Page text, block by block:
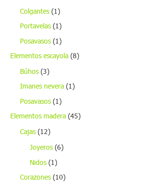
Colgantes (1)
Portavelas (1)
Posavasos (1)
Elementos escayola (8)
Búhos (3)
Imanes nevera (1)
Posavasos (1)
Elementos madera (45)
Cajas (12)
Joyeros (6)
Nidos (1)
Corazones (10)